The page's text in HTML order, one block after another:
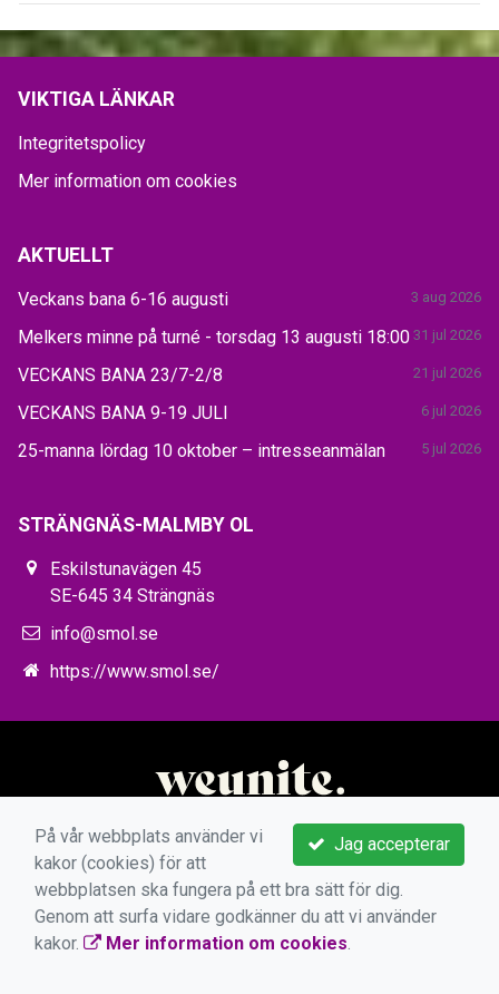
VIKTIGA LÄNKAR
Integritetspolicy
Mer information om cookies
AKTUELLT
Veckans bana 6-16 augusti 3 aug 2026
Melkers minne på turné - torsdag 13 augusti 18:00 31 jul 2026
VECKANS BANA 23/7-2/8 21 jul 2026
VECKANS BANA 9-19 JULI 6 jul 2026
25-manna lördag 10 oktober – intresseanmälan 5 jul 2026
STRÄNGNÄS-MALMBY OL
Eskilstunavägen 45
SE-645 34 Strängnäs
info@smol.se
https://www.smol.se/
Jag accepterar
På vår webbplats använder vi
kakor (cookies) för att
webbplatsen ska fungera på ett bra sätt för dig.
Genom att surfa vidare godkänner du att vi använder
kakor.
Mer information om cookies.